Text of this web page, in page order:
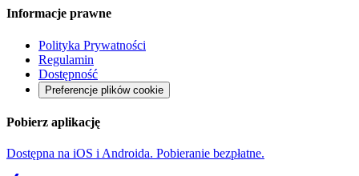
Informacje prawne
Polityka Prywatności
Regulamin
Dostępność
Preferencje plików cookie
Pobierz aplikację
Dostępna na iOS i Androida. Pobieranie bezpłatne.